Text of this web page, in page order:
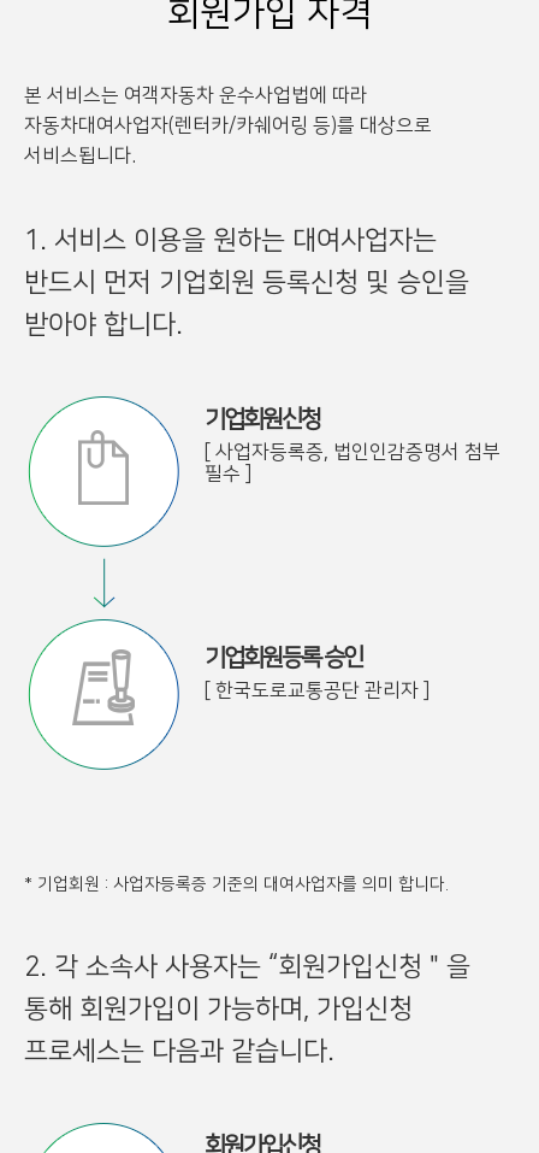
회원가입 자격
본 서비스는 여객자동차 운수사업법에 따라
자동차대여사업자(렌터카/카쉐어링 등)를 대상으로
서비스됩니다.
1. 서비스 이용을 원하는 대여사업자는
반드시 먼저 기업회원 등록신청 및 승인을
받아야 합니다.
기업회원신청
[ 사업자등록증, 법인인감증명서 첨부
필수 ]
기업회원등록 승인
[ 한국도로교통공단 관리자 ]
* 기업회원 : 사업자등록증 기준의 대여사업자를 의미 합니다.
2. 각 소속사 사용자는 “회원가입신청＂을
통해 회원가입이 가능하며, 가입신청
프로세스는 다음과 같습니다.
회원가입신청